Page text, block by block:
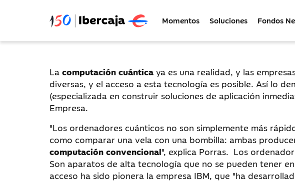
Momentos Soluciones Fondos
La computación cuántica ya es una realidad, y las
diversas, y el acceso a esta tecnología es posible. Así lo
(especializada en construir soluciones de aplicación
Empresa.
"Los ordenadores cuánticos no son simplemente más
como comparar una vela con una bombilla: ambas
computación convencional", explica Porras. Los
Son aparatos de alta tecnología que no se pueden tener
acceso ha sido pionera la empresa IBM, que "ha